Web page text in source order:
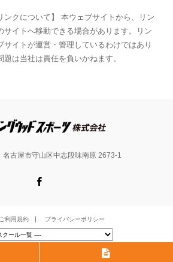
ンクについて】 本ウェブサイトから、リン
サイトへ移動できる場合があります。リン
サイトが運営・管理しているわけではあり
は当社は責任を負いかねます。
古屋市守山区中志段味南原 2673-1
ご利用規約 プライバシーポリシー